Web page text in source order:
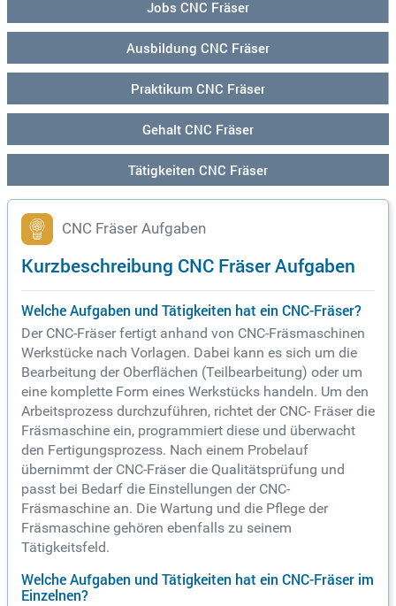
Jobs CNC Fräser
Ausbildung CNC Fräser
Praktikum CNC Fräser
Gehalt CNC Fräser
Tätigkeiten CNC Fräser
CNC Fräser Aufgaben
Kurzbeschreibung CNC Fräser Aufgaben
Welche Aufgaben und Tätigkeiten hat ein CNC-Fräser?
Der CNC-Fräser fertigt anhand von CNC-Fräsmaschinen
Werkstücke nach Vorlagen. Dabei kann es sich um die
Bearbeitung der Oberflächen (Teilbearbeitung) oder um
eine komplette Form eines Werkstücks handeln. Um den
Arbeitsprozess durchzuführen, richtet der CNC- Fräser die
Fräsmaschine ein, programmiert diese und überwacht
den Fertigungsprozess. Nach einem Probelauf
übernimmt der CNC-Fräser die Qualitätsprüfung und
passt bei Bedarf die Einstellungen der CNC-
Fräsmaschine an. Die Wartung und die Pflege der
Fräsmaschine gehören ebenfalls zu seinem
Tätigkeitsfeld.
Welche Aufgaben und Tätigkeiten hat ein CNC-Fräser im
Einzelnen?